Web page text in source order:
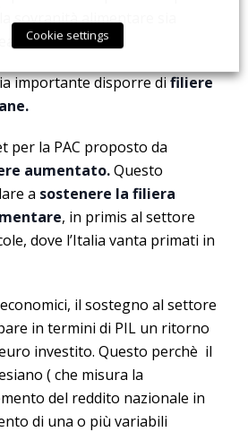
sovranità alimentare sia
importante disporre difiliere
per la PAC proposto da
aumentato.Questo
a sostenere la filiera
, in primis al settore
dove l’Italia vanta primati in
il sostegno al settore
in termini di PIL un ritorno
investito. Questo perchè il
( che misura la
del reddito nazionale in
di una o più variabili
Cookie settings